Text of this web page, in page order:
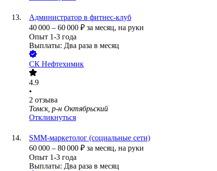
Администратор в фитнес-клуб
40 000 – 60 000 ₽ за месяц, на руки
Опыт 1-3 года
Выплаты: Два раза в месяц
СК Нефтехимик
4.9
•
2 отзыва
Томск, р-н Октябрьский
Откликнуться
SMM-маркетолог (социальные сети)
60 000 – 80 000 ₽ за месяц, на руки
Опыт 1-3 года
Выплаты: Два раза в месяц